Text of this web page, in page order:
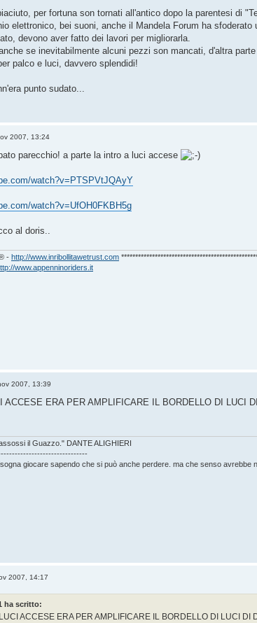
per fortuna son tornati all'antico dopo la parentesi di
elettronico, bei suoni, anche il Mandela Forum ha
devono aver fatto dei lavori per migliorarla.
se inevitabilmente alcuni pezzi son mancati, d'altra
palco e luci, davvero splendidi!
punto sudato...
2007, 13:24
parecchio! a parte la intro a luci accese
watch?v=PTSPVtJQAyY
watch?v=UfOH0FKBH5g
al doris..
- http://www.inribollitawetrust.com
www.appenninoriders.it
2007, 13:39
ACCESE ERA PER AMPLIFICARE IL BORDELLO DI LUCI
il Guazzo." DANTE ALIGHIERI
giocare sapendo che si può anche perdere. ma che senso avrebbe
2007, 14:17
ha scritto:
ACCESE ERA PER AMPLIFICARE IL BORDELLO DI LUCI DI